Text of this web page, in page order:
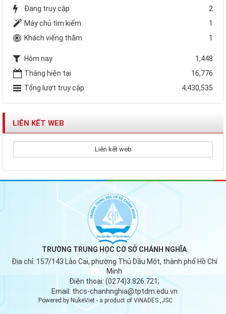
Đang truy cập
2
Máy chủ tìm kiếm
1
Khách viếng thăm
1
Hôm nay
1,448
Tháng hiện tại
16,776
Tổng lượt truy cập
4,430,535
LIÊN KẾT WEB
Liên kết web
TRƯỜNG TRUNG HỌC CƠ SỞ CHÁNH NGHĨA
Địa chỉ: 157/143 Lào Cai, phường Thủ Dầu Một, thành phố Hồ Chí
Minh
Điện thoại: (0274)3.826.721;
Email: thcs-chanhnghia@tptdm.edu.vn
Powered byNukeViet - a product of VINADES.,JSC